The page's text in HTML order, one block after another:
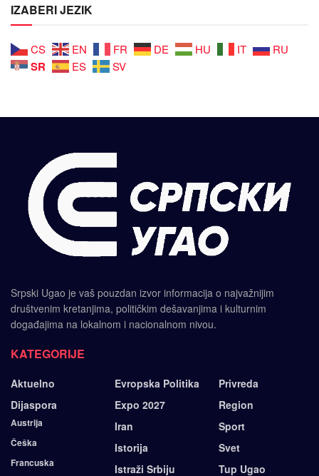
IZABERI JEZIK
CS EN FR DE HU IT RU
SR ES SV
Srpski Ugao je vaš pouzdan izvor informacija o najvažnijim
društvenim kretanjima, političkim dešavanjima i kulturnim
događajima na lokalnom i nacionalnom nivou.
KATEGORIJE
Aktuelno
Dijaspora
Austrija
Češka
Francuska
Evropska Politika
Expo 2027
Iran
Istorija
Istraži Srbiju
Privreda
Region
Sport
Svet
Tup Ugao